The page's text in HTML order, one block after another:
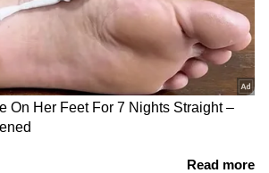
സകി അന്‍സീഫ്, സകരിയ്യ
സൗദി പൗരന്മാരുടെ
ഞായറാഴ്ച
പ്രവിശ്യയില്‍
ആഭ്യന്തര മന്ത്രാലയം